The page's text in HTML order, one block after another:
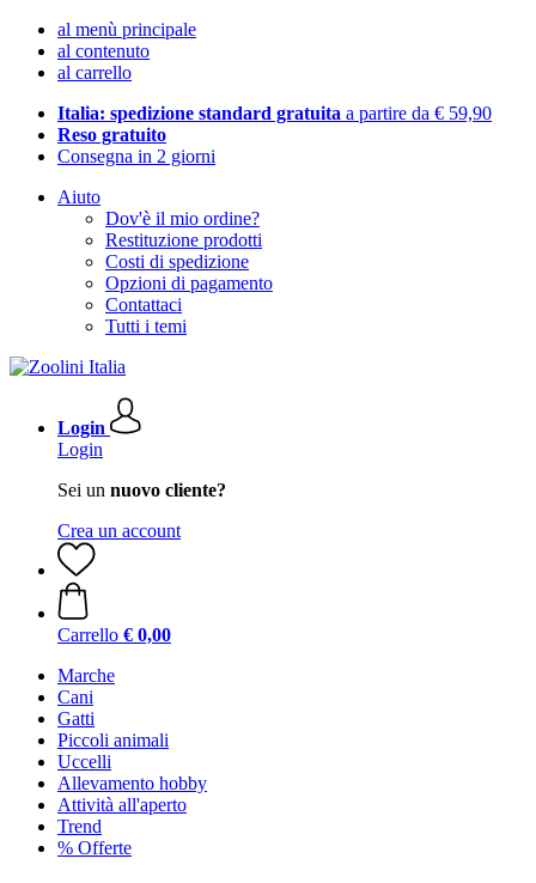
al menù principale
al contenuto
al carrello
Italia: spedizione standard gratuita a partire da € 59,90
Reso gratuito
Consegna in 2 giorni
Aiuto
Dov'è il mio ordine?
Restituzione prodotti
Costi di spedizione
Opzioni di pagamento
Contattaci
Tutti i temi
Login
Login
Sei un nuovo cliente?
Crea un account
Carrello € 0,00
Marche
Cani
Gatti
Piccoli animali
Uccelli
Allevamento hobby
Attività all'aperto
Trend
% Offerte